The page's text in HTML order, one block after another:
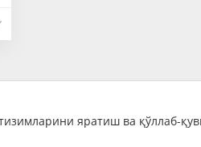
яратиш ва қўллаб-